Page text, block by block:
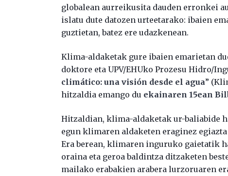
globalean aurreikusita dauden erronkei
islatu dute datozen urteetarako: ibaien
guztietan, batez ere udazkenean.
Klima-aldaketak gure ibaien emarietan
doktore eta UPV/EHUko Prozesu Hidro/
climático: una visión desde el agua”
hitzaldia emango du ekainaren 15ean
Hitzaldian, klima-aldaketak ur-baliabide
egun klimaren aldaketen eraginez
Era berean, klimaren inguruko gaietatik
oraina eta geroa baldintza ditzaketen
mailako erabakien arabera lurzoruaren